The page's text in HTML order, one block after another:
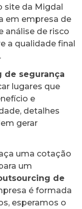
site da Migdal
em empresa de
análise de risco
a qualidade final
de segurança
lugares que
e
detalhes
gerar
uma cotação
um
de
é formada
esperamos o